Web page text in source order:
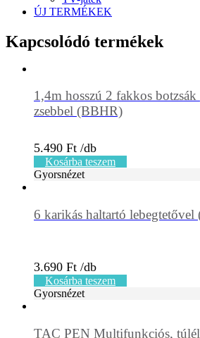
ÚJ TERMÉKEK
Kapcsolódó termékek
1,4m hosszú 2 fakkos
zsebbel (BBHR)
5.490 Ft
Kosárba teszem
Gyorsnézet
6 karikás haltartó
3.690 Ft
Kosárba teszem
Gyorsnézet
TAC PEN Multifunkciós,